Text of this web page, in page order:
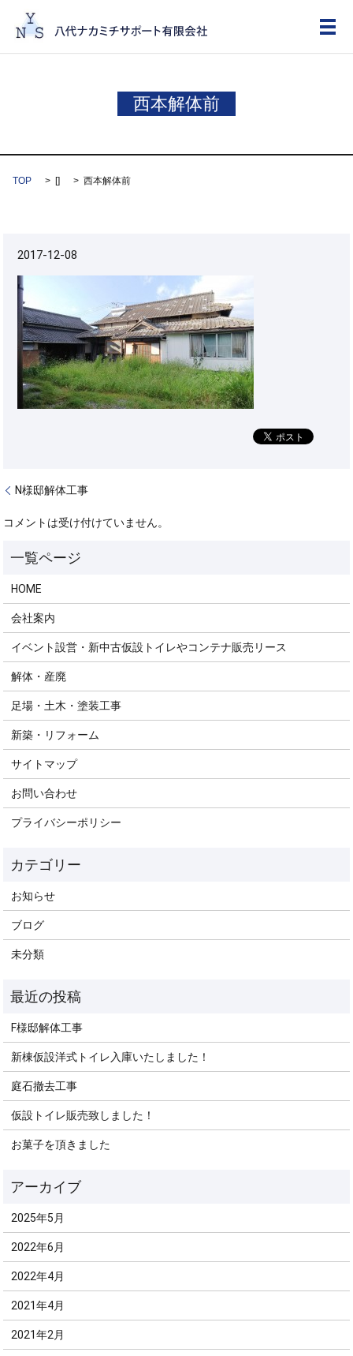
メ
西本解体前
TOP [] 西本解体前
2017-12-08
N様邸解体工事
コメントは受け付けていません。
HOME
会社案内
イベント設営・新中古仮設トイレやコンテナ販売リース
解体・産廃
足場・土木・塗装工事
新築・リフォーム
サイトマップ
お問い合わせ
プライバシーポリシー
お知らせ
ブログ
未分類
F様邸解体工事
新棟仮設洋式トイレ入庫いたしました！
庭石撤去工事
仮設トイレ販売致しました！
お菓子を頂きました
2025年5月
2022年6月
2022年4月
2021年4月
2021年2月